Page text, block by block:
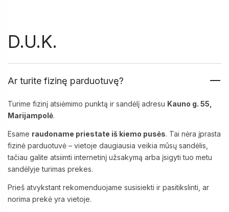
D.U.K.
Ar turite fizinę parduotuvę?
Turime fizinį atsiėmimo punktą ir sandėlį adresu Kauno g. 55,
Marijampolė.
Esame raudoname priestate iš kiemo pusės. Tai nėra įprasta
fizinė parduotuvė – vietoje daugiausia veikia mūsų sandėlis,
tačiau galite atsiimti internetinį užsakymą arba įsigyti tuo metu
sandėlyje turimas prekes.
Prieš atvykstant rekomenduojame susisiekti ir pasitikslinti, ar
norima prekė yra vietoje.